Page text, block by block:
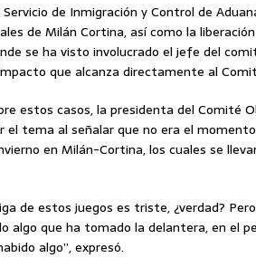
de Inmigración y Control de
de Milán Cortina, así como la
se ha visto involucrado el jefe del
que alcanza directamente al
estos casos, la presidenta del Comité
el tema al señalar que no era el
en Milán-Cortina, los cuales se
de estos juegos es triste, ¿verdad?
algo que ha tomado la delantera, en el
algo”, expresó.